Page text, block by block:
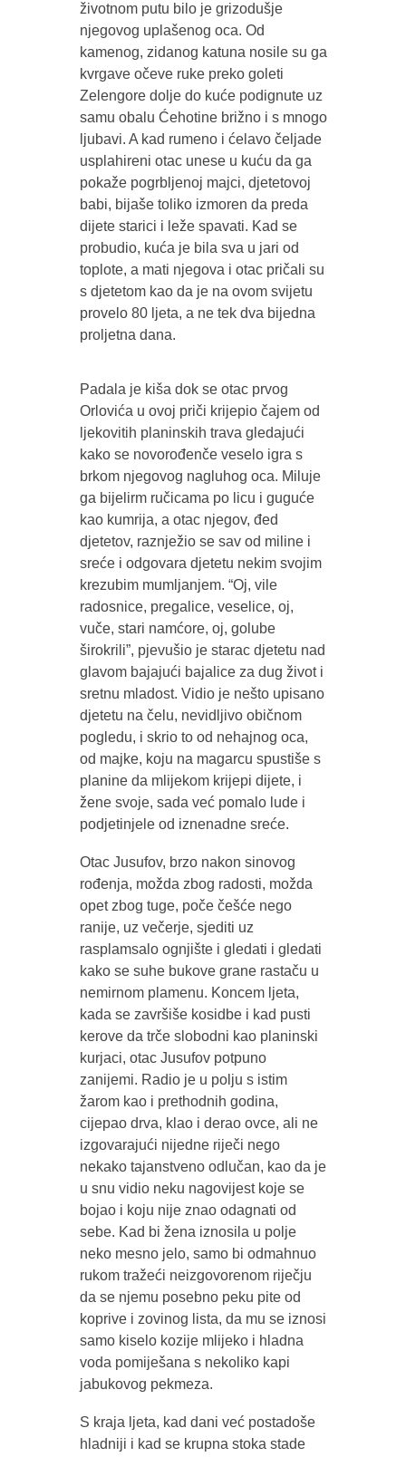
životnom putu bilo je grizodušje
njegovog uplašenog oca. Od
kamenog, zidanog katuna nosile su ga
kvrgave očeve ruke preko goleti
Zelengore dolje do kuće podignute uz
samu obalu Ćehotine brižno i s mnogo
ljubavi. A kad rumeno i ćelavo čeljade
usplahireni otac unese u kuću da ga
pokaže pogrbljenoj majci, djetetovoj
babi, bijaše toliko izmoren da preda
dijete starici i leže spavati. Kad se
probudio, kuća je bila sva u jari od
toplote, a mati njegova i otac pričali su
s djetetom kao da je na ovom svijetu
provelo 80 ljeta, a ne tek dva bijedna
proljetna dana.
Padala je kiša dok se otac prvog
Orlovića u ovoj priči krijepio čajem od
ljekovitih planinskih trava gledajući
kako se novorođenče veselo igra s
brkom njegovog nagluhog oca. Miluje
ga bijelirm ručicama po licu i guguće
kao kumrija, a otac njegov, đed
djetetov, raznježio se sav od miline i
sreće i odgovara djetetu nekim svojim
krezubim mumljanjem. “Oj, vile
radosnice, pregalice, veselice, oj,
vuče, stari namćore, oj, golube
širokrili”, pjevušio je starac djetetu nad
glavom bajajući bajalice za dug život i
sretnu mladost. Vidio je nešto upisano
djetetu na čelu, nevidljivo običnom
pogledu, i skrio to od nehajnog oca,
od majke, koju na magarcu spustiše s
planine da mlijekom krijepi dijete, i
žene svoje, sada već pomalo lude i
podjetinjele od iznenadne sreće.
Otac Jusufov, brzo nakon sinovog
rođenja, možda zbog radosti, možda
opet zbog tuge, poče češće nego
ranije, uz večerje, sjediti uz
rasplamsalo ognjište i gledati i gledati
kako se suhe bukove grane rastaču u
nemirnom plamenu. Koncem ljeta,
kada se završiše kosidbe i kad pusti
kerove da trče slobodni kao planinski
kurjaci, otac Jusufov potpuno
zanijemi. Radio je u polju s istim
žarom kao i prethodnih godina,
cijepao drva, klao i derao ovce, ali ne
izgovarajući nijedne riječi nego
nekako tajanstveno odlučan, kao da je
u snu vidio neku nagovijest koje se
bojao i koju nije znao odagnati od
sebe. Kad bi žena iznosila u polje
neko mesno jelo, samo bi odmahnuo
rukom tražeći neizgovorenom riječju
da se njemu posebno peku pite od
koprive i zovinog lista, da mu se iznosi
samo kiselo kozije mlijeko i hladna
voda pomiješana s nekoliko kapi
jabukovog pekmeza.
S kraja ljeta, kad dani već postadoše
hladniji i kad se krupna stoka stade